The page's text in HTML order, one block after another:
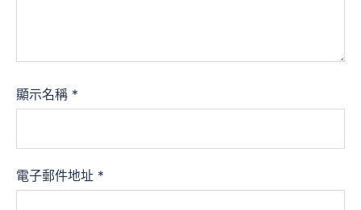
顯示名稱 *
電子郵件地址 *